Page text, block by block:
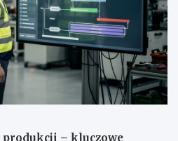
– kluczowe